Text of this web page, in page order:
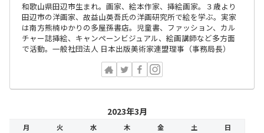
和歌山県田辺市生まれ。画家、絵本作家、挿絵画家。３歳より
田辺市の洋画家、故益山英吾氏の洋画研究所で絵を学ぶ。実家
は南方熊楠ゆかりの多屋孫書店。児童書、ファッション、カル
チャー誌挿絵、キャンペーンビジュアル、絵画講師など多方面
で活動。一般社団法人 日本出版美術家連盟理事（事務局長）
2023年3月
月 火 水 木 金 土
日